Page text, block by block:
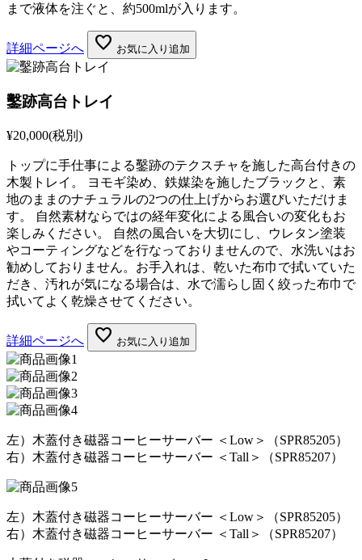
まで液体を注ぐと、約500mlが入ります。
詳細ページへ favorite お気に入り追加
鑿跡高台トレイ
¥20,000(税別)
トップに手仕事による鑿跡のテクスチャを施した高台付きの
木製トレイ。 ヨモギ染め、鉄媒染を施したブラックと、素
地のままのナチュラルの2つの仕上げからお選びいただけま
す。 自然素材ならではの経年変化による風合いの変化もお
楽しみください。 自然の風合いを大切にし、ウレタン塗装
やコーティングなどを行なっておりませんので、水洗いはお
勧めしておりません。お手入れは、乾いた布巾で拭いていた
だき、汚れが気になる場合は、水で濡らし固く絞った布巾で
拭いてよく乾燥させてください。
詳細ページへ favorite お気に入り追加
左）木蓋付き磁器コーヒーサーバー ＜Low＞（SPR85205）
右）木蓋付き磁器コーヒーサーバー ＜Tall＞（SPR85207）
左）木蓋付き磁器コーヒーサーバー ＜Low＞（SPR85205）
右）木蓋付き磁器コーヒーサーバー ＜Tall＞（SPR85207）